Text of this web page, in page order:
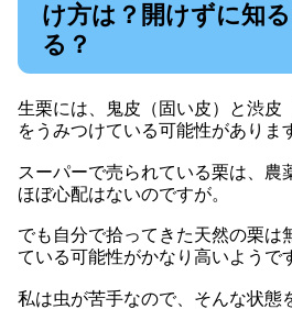
け方は？開けずに知
る？
生栗には、鬼皮（固い皮）と渋皮
をうみつけている可能性がありま
スーパーで売られている栗は、農
ほぼ心配はないのですが。
でも自分で拾ってきた天然の栗は
ている可能性がかなり高いようで
私は虫が苦手なので、そんな状態